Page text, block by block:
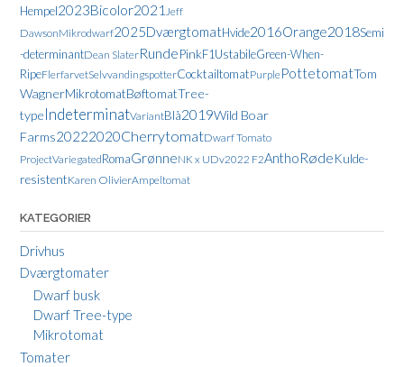
Hempel2023Bicolor2021 Jeff
DawsonMikrodwarf2025DværgtomatHvide2016Orange2018Semi
-determinantDean SlaterRundePinkF1UstabileGreen-When-
RipeFlerfarvetSelvvandingspotterCocktailtomatPurplePottetomatTom
WagnerMikrotomatBøftomatTree-
typeIndeterminatVariantBlå2019Wild Boar
Farms20222020CherrytomatDwarf Tomato
ProjectVariegatedRomaGrønneNK x UDv2022 F2AnthoRødeKulde-
resistentKaren OlivierAmpeltomat
KATEGORIER
Drivhus
Dværgtomater
Dwarf busk
Dwarf Tree-type
Mikrotomat
Tomater